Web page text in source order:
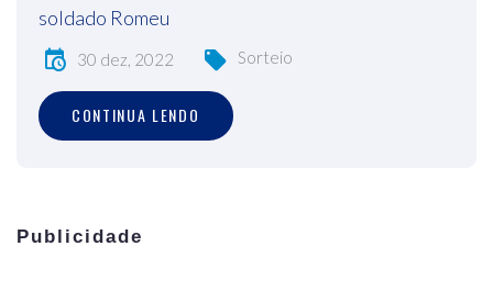
soldado Romeu
30 dez, 2022 Sorteio
CONTINUA LENDO
Publicidade